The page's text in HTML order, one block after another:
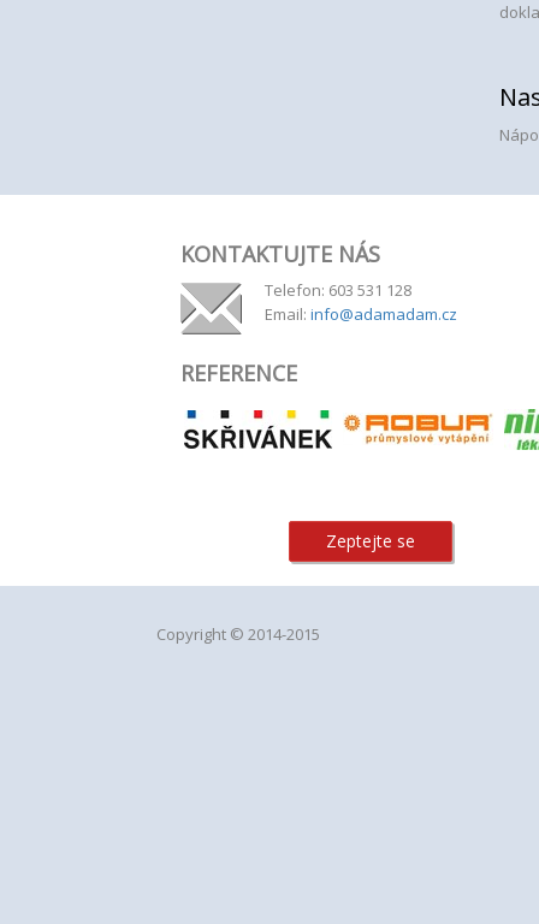
KONTAKTUJTE NÁS
Telefon: 603 531 128
Email: info@adamadam.cz
REFERENCE
Zeptejte se
Copyright © 2014-2015